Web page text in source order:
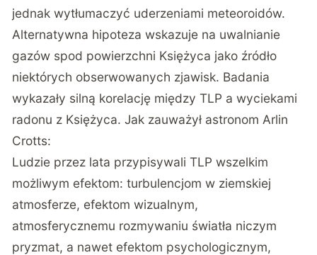
jednak wytłumaczyć uderzeniami meteoroidów.
Alternatywna hipoteza wskazuje na uwalnianie
gazów spod powierzchni Księżyca jako źródło
niektórych obserwowanych zjawisk. Badania
wykazały silną korelację między TLP a wyciekami
radonu z Księżyca. Jak zauważył astronom Arlin
Crotts:
Ludzie przez lata przypisywali TLP wszelkim
możliwym efektom: turbulencjom w ziemskiej
atmosferze, efektom wizualnym,
atmosferycznemu rozmywaniu światła niczym
pryzmat, a nawet efektom psychologicznym,